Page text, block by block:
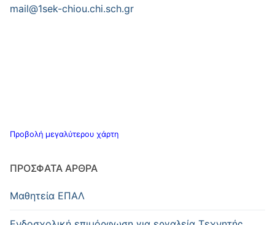
mail@1sek-chiou.chi.sch.gr
Προβολή μεγαλύτερου χάρτη
ΠΡΌΣΦΑΤΑ ΆΡΘΡΑ
Μαθητεία ΕΠΑΛ